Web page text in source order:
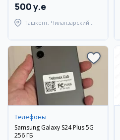
500 y.e
Ташкент, Чиланзарский
Телефоны
Samsung Galaxy S24 Plus 5G
256 ГБ